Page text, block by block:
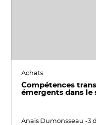
Achats
Compétences
émergents dans le
Anaïs Dumonsseau -3